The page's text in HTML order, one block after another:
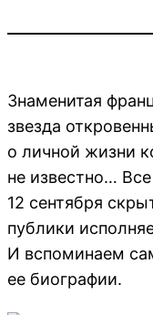
Знаменитая
звезда
о личной жизни
не известно…
12 сентября
публики
И вспоминаем
ее биографии.